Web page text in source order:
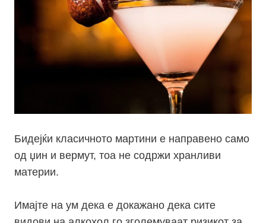
Бидејќи класичното мартини е направено само
од џин и вермут, тоа не содржи хранливи
материи.
Имајте на ум дека е докажано дека сите